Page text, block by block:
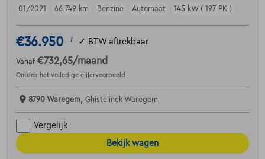
01/2021
66.749 km Benzine Automaat 145 kW ( 197 PK )
€36.950 1 ✓ BTW aftrekbaar
Vanaf €732,65/maand
Ontdek het volledige cijfervoorbeeld
8790 Waregem, Ghistelinck Waregem
Vergelijk
Bekijk wagen